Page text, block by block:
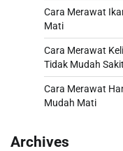
Cara Merawat
Mati
Cara Merawat
Tidak Mudah Sakit
Cara Merawat
Mudah Mati
Archives